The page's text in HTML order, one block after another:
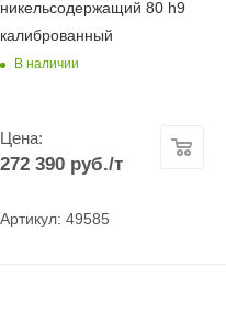
никельсодержащий 80 h9
калиброванный
В наличии
Цена:
272 390руб./т
Артикул: 49585